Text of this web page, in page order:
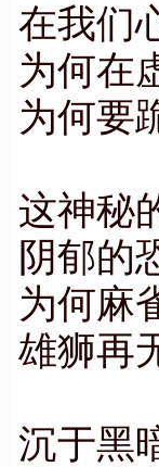
在我们
为何在
为何要
这神秘
阴郁的
为何麻
雄狮再
沉于黑